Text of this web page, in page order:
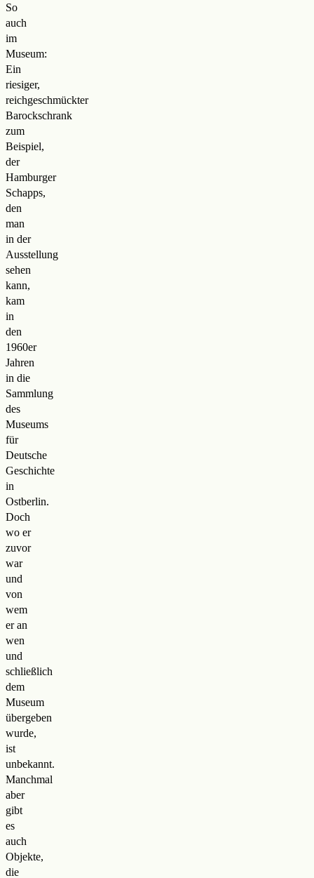
So
auch
im
Museum:
Ein
riesiger,
reichgeschmückter
Barockschrank
zum
Beispiel,
der
Hamburger
Schapps,
den
man
in der
Ausstellung
sehen
kann,
kam
in
den
1960er
Jahren
in die
Sammlung
des
Museums
für
Deutsche
Geschichte
in
Ostberlin.
Doch
wo er
zuvor
war
und
von
wem
er an
wen
und
schließlich
dem
Museum
übergeben
wurde,
ist
unbekannt.
Manchmal
aber
gibt
es
auch
Objekte,
die